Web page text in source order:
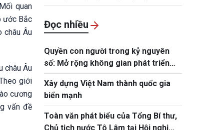
quan
ước Bắc
châu Âu
châu Âu
giới
cương
vấn đề
đảm an ninh mạng
Đọc nhiều
Quyền con người trong kỷ nguyên
số: Mở rộng không gian phát triển
cho mỗi con người
Xây dựng Việt Nam thành quốc gia
biển mạnh
Toàn văn phát biểu của Tổng Bí thư,
Chủ tịch nước Tô Lâm tại Hội nghị